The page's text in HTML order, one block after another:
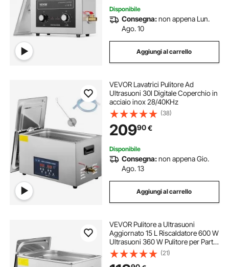
Disponibile
Consegna:non appena Lun.
Ago. 10
Aggiungi al carrello
VEVOR Lavatrici Pulitore Ad
Ultrasuoni 30l Digitale Coperchio in
acciaio inox 28/40KHz
(38)
20990€
Disponibile
Consegna:non appena Gio.
Ago. 13
Aggiungi al carrello
VEVOR Pulitore a Ultrasuoni
Aggiornato 15 L Riscaldatore 600 W
Ultrasuoni 360 W Pulitore per Parti
a Ultrasuoni da Laboratorio Digitale
con Temporizzatore per Pulizia di
(21)